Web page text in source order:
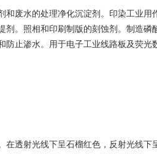
和废水的处理净化沉淀剂。印染工业
剂。照相和印刷制版的刻蚀剂。制造
防止渗水。用于电子工业线路板及荧光
在透射光线下呈石榴红色，反射光线